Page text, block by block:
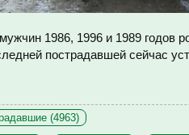
1986, 1996 и 1989 годов
пострадавшей сейчас
(4963)